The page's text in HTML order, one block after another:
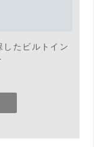
したビルトイン